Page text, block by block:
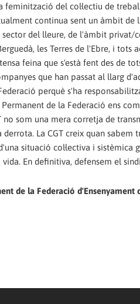
del col·lectiu de
continua sent un àmbit
del lleure, de l'àmbit privat/
les Terres de l'Ebre, i tots
feina que s'està fent des de
que han passat al llarg
perquè s'ha
Permanent de la Federació ens
no som una mera corretja de
La CGT creix quan
situació col·lectiva i
En definitiva, defensem el
de la Federació d'Ensenyament